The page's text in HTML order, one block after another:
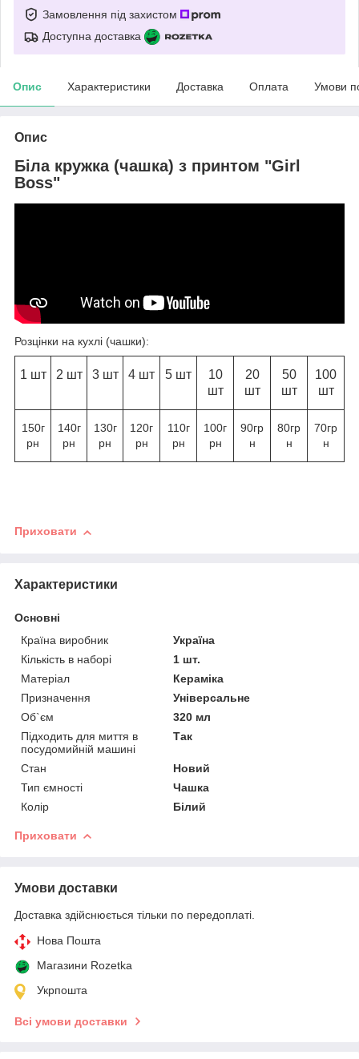
Замовлення під захистом
Доступна доставка
Опис Характеристики Доставка Оплата Умови
Опис
Біла кружка (чашка) з принтом "Girl
Boss"
Розцінки на кухлі (чашки):
1 шт 2 шт 3 шт 4 шт 5 шт
10
шт
20
шт
50
шт
100
шт
150г
рн
140г
рн
130г
рн
120г
рн
110г
рн
100г
рн
90гр
н
80гр
н
70гр
н
Приховати
Характеристики
Основні
Країна виробник
Україна
Кількість в наборі
1 шт.
Матеріал
Кераміка
Призначення
Універсальне
Об`єм
320 мл
Підходить для миття в
посудомийній машині
Так
Стан
Новий
Тип ємності
Чашка
Колір
Білий
Приховати
Умови доставки
Доставка здійснюється тільки по передоплаті.
Нова Пошта
Магазини Rozetka
Укрпошта
Всі умови доставки